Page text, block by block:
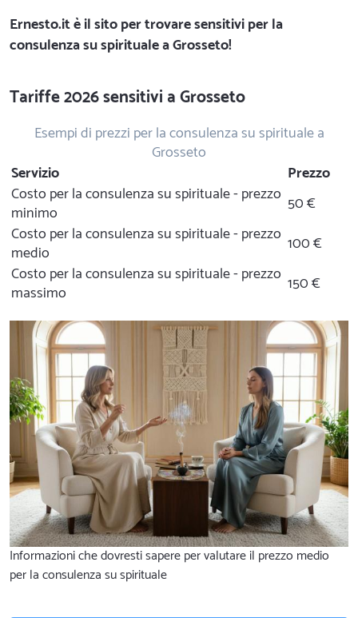
Ernesto.itè il sito per trovare sensitivi per la
consulenza su spirituale a Grosseto!
Tariffe 2026 sensitivi a Grosseto
Esempi di prezzi per la consulenza su spirituale a
Grosseto
Servizio
Prezzo
Costo per la consulenza su spirituale - prezzo
minimo
50 €
Costo per la consulenza su spirituale - prezzo
medio
100 €
Costo per la consulenza su spirituale - prezzo
massimo
150 €
Informazioni che dovresti sapere per valutare il prezzo medio
per la consulenza su spirituale